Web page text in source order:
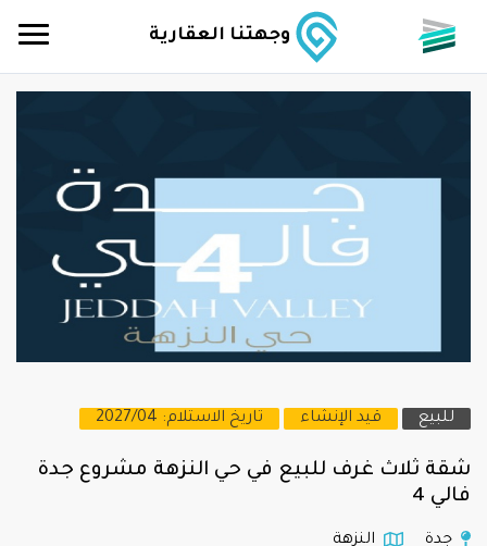
وجهتنا العقارية
للبيع قيد الإنشاء تاريخ الاستلام: 2027/04
شقة ثلاث غرف للبيع في حي النزهة مشروع جدة
فالي 4
جدة النزهة